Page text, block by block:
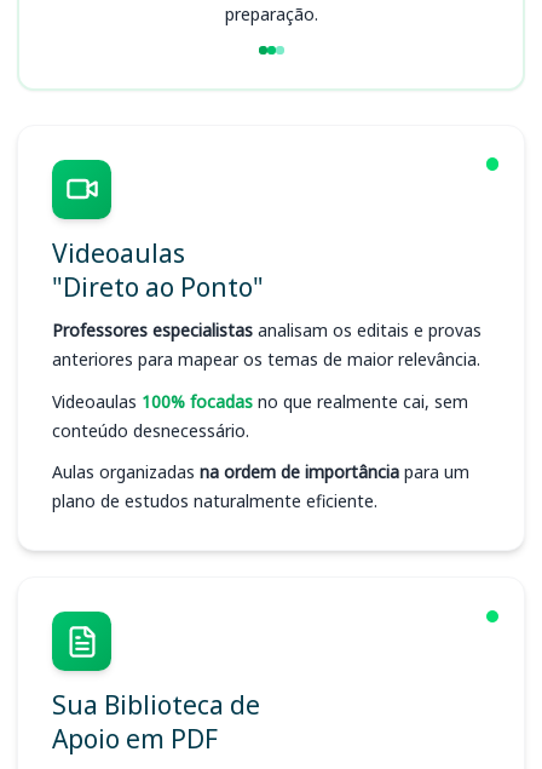
preparação.
Videoaulas
"Direto ao Ponto"
Professores especialistas analisam os editais e provas
anteriores para mapear os temas de maior relevância.
Videoaulas 100% focadas no que realmente cai, sem
conteúdo desnecessário.
Aulas organizadas na ordem de importância para um
plano de estudos naturalmente eficiente.
Sua Biblioteca de
Apoio em PDF